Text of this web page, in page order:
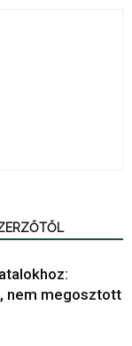
nem megosztott